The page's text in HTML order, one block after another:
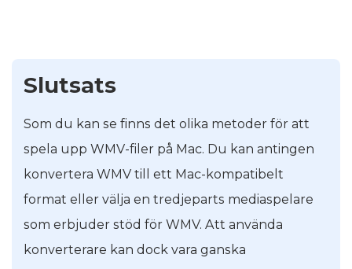
Slutsats
Som du kan se finns det olika metoder för att
spela upp WMV-filer på Mac. Du kan antingen
konvertera WMV till ett Mac-kompatibelt
format eller välja en tredjeparts mediaspelare
som erbjuder stöd för WMV. Att använda
konverterare kan dock vara ganska